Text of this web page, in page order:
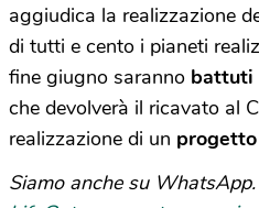
aggiudica la realizzazione
di tutti e cento i pianeti
fine giugno saranno battuti
che devolverà il ricavato al
realizzazione di un
Siamo anche su WhatsApp.